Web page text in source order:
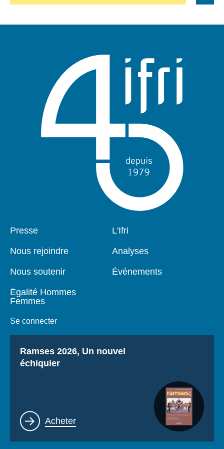
Pied
Presse
Nous rejoindre
Nous soutenir
Égalité Hommes
Femmes
Se connecter
Navigation
L'Ifri
Analyses
Événements
Titre
Ramses 2026, Un nouvel
échiquier
Lien
Acheter